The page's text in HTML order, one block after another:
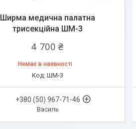
Ширма медична палатна
трисекційна ШМ-3
4 700 ₴
Немає в наявності
ШМ-3
+380 (50) 967-71-46
Василь